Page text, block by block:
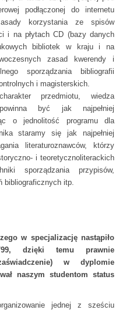
podłączonej do internetu
korzystania ze spisów
i na płytach CD (bazy danych
bibliotek w kraju i na
zasad kwerendy i
sporządzania bibliografii
i magisterskich.
przedmiotu, wiedza
być jak najpełniej
o jednolitość programu dla
staramy się jak najpełniej
literaturoznawców, którzy
i teoretycznoliterackich
sporządzania przypisów,
bibliograficznych itp.
w specjalizację nastąpiło
dzięki temu prawnie
w dyplomie
naszym studentom status
jednej z sześciu